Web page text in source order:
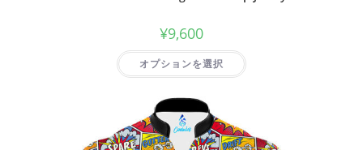
¥9,600
オプションを選択